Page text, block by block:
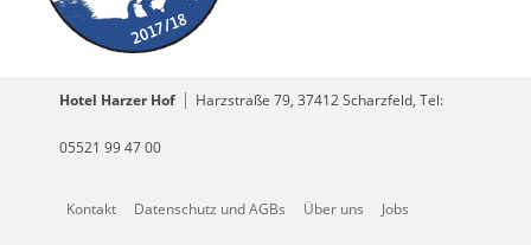
Hotel Harzer Hof Harzstraße 79, 37412 Scharzfeld, Tel:
05521 99 47 00
Kontakt Datenschutz und AGBs Über uns Jobs